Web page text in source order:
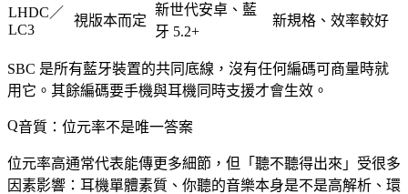
LHDC／
LC3
視版本而定
新世代安卓、藍
牙 5.2+
新規格、效率較好
SBC 是所有藍牙裝置的共同底線，沒有任何編碼可商量時就
用它。其餘編碼要手機與耳機同時支援才會生效。
音質：位元率不是唯一答案
位元率高通常代表能傳更多細節，但「聽不聽得出來」受很多
因素影響：耳機單體素質、你聽的音樂本身是不是高解析、環